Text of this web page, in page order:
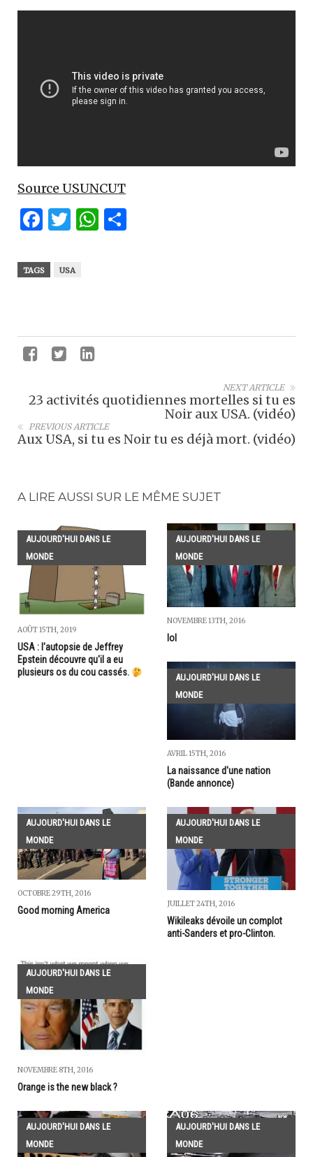
Source USUNCUT
Facebook
Twitter
WhatsApp
TAGS USA
NEXT ARTICLE
23 activités quotidiennes mortelles si tu es
Noir aux USA. (vidéo)
PREVIOUS ARTICLE
Aux USA, si tu es Noir tu es déjà mort. (vidéo)
A LIRE AUSSI SUR LE MÊME SUJET
AUJOURD'HUI DANS LE
MONDE
AOÛT 15TH, 2019
USA : l'autopsie de Jeffrey
Epstein découvre qu'il a eu
plusieurs os du cou cassés.
AUJOURD'HUI DANS LE
MONDE
NOVEMBRE 13TH, 2016
lol
AUJOURD'HUI DANS LE
MONDE
AVRIL 15TH, 2016
La naissance d'une nation
(Bande annonce)
AUJOURD'HUI DANS LE
MONDE
OCTOBRE 29TH, 2016
Good morning America
AUJOURD'HUI DANS LE
MONDE
JUILLET 24TH, 2016
Wikileaks dévoile un complot
anti-Sanders et pro-Clinton.
AUJOURD'HUI DANS LE
MONDE
NOVEMBRE 8TH, 2016
Orange is the new black ?
AUJOURD'HUI DANS LE
MONDE
AUJOURD'HUI DANS LE
MONDE